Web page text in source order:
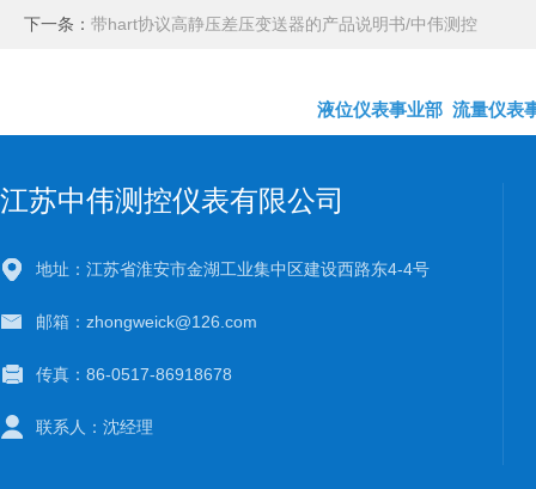
下一条： 带hart协议高静压差压变送器的产品说明书/中伟测控
液位仪表事业部 流量仪表
江苏中伟测控仪表有限公司
地址：江苏省淮安市金湖工业集中区建设西路东4-4号
邮箱：zhongweick@126.com
传真：86-0517-86918678
联系人：沈经理